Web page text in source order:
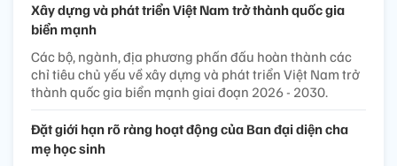
Xây dựng và phát triển Việt Nam trở thành quốc gia
biển mạnh
Các bộ, ngành, địa phương phấn đấu hoàn thành các
chỉ tiêu chủ yếu về xây dựng và phát triển Việt Nam trở
thành quốc gia biển mạnh giai đoạn 2026 - 2030.
Đặt giới hạn rõ ràng hoạt động của Ban đại diện cha
mẹ học sinh